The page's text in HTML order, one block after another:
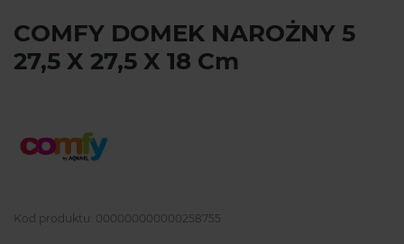
COMFY DOMEK NAROŻNY 5
27,5 X 27,5 X 18 Cm
Kod produktu: 000000000000258755